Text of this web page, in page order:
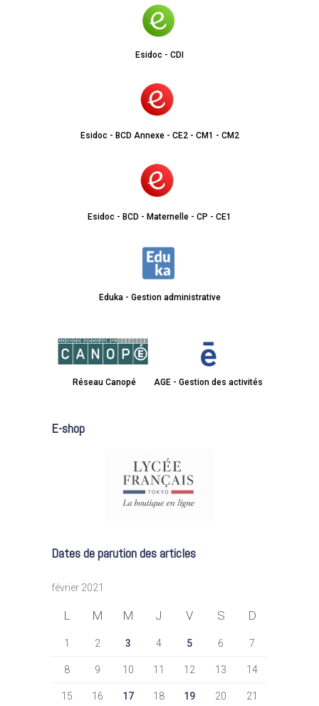
Esidoc - CDI
Esidoc - BCD Annexe - CE2 - CM1 - CM2
Esidoc - BCD - Maternelle - CP - CE1
Eduka - Gestion administrative
Réseau Canopé AGE - Gestion des activités
E-shop
Dates de parution des articles
février 2021
L M M J V S D
1 2 3 4 5 6 7
8 9 10 11 12 13 14
15 16 17 18 19 20 21